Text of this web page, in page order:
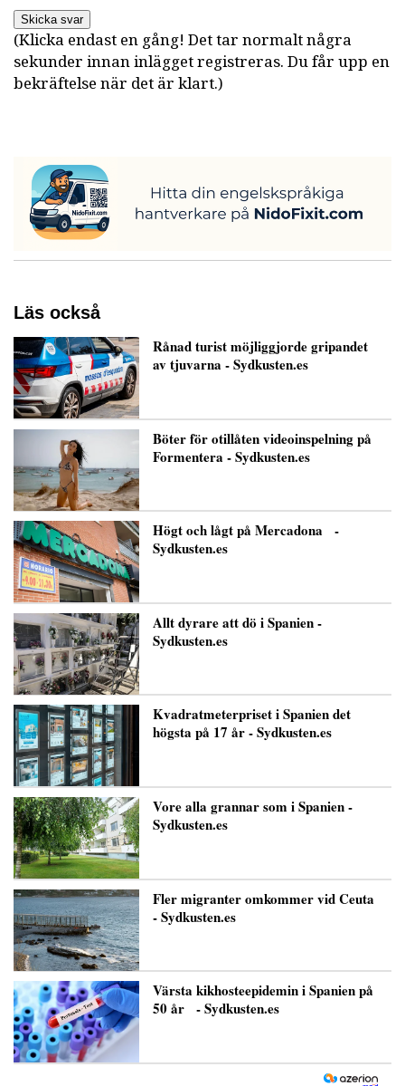
Skicka svar
(Klicka endast en gång! Det tar normalt några
sekunder innan inlägget registreras. Du får upp en
bekräftelse när det är klart.)